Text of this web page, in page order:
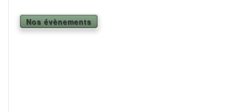
Yoga
L’état optimal
Nos évènements